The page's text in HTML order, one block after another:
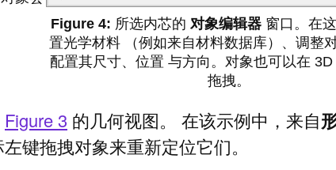
所选内芯的 对象编辑器窗口。在
置光学材料 （例如来自材料数据库）、调整
配置其尺寸、位置 与方向。对象也可以在
拖拽。
Figure 3 的几何视图。 在该示例中，来自
键拖拽对象来重新定位它们。